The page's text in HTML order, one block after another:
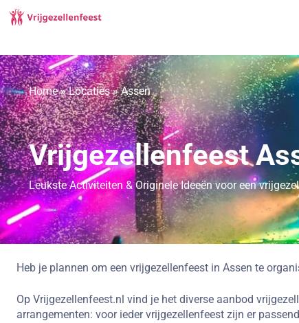
Home»Locaties»Assen
Vrijgezellenfeest
Leukste Activiteiten & Originele Ideeën voor een
Heb je plannen om een vrijgezellenfeest in Assen te
Op Vrijgezellenfeest.nl vind je het diverse aanbod
arrangementen: voor ieder vrijgezellenfeest zijn er